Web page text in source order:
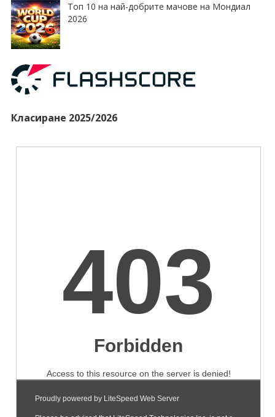
Топ 10 на най-добрите мачове на Мондиал
2026
Класиране 2025/2026